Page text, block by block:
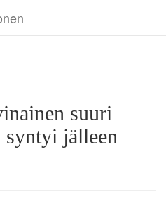
suuri
syntyi jälleen